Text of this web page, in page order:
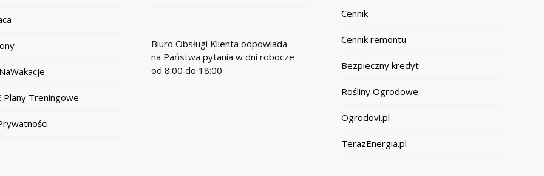
Plany Treningowe
Biuro Obsługi Klienta odpowiada
na Państwa pytania w dni robocze
od 8:00 do 18:00
Cennik
Cennik remontu
Bezpieczny kredyt
Rośliny Ogrodowe
Ogrodovi.pl
TerazEnergia.pl